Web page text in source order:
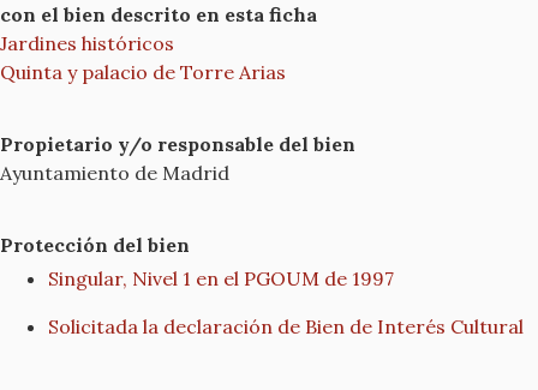
con el bien descrito en esta ficha
Jardines históricos
Quinta y palacio de Torre Arias
Propietario y/o responsable del bien
Ayuntamiento de Madrid
Protección del bien
Singular, Nivel 1 en el PGOUM de 1997
Solicitada la declaración de Bien de Interés Cultural